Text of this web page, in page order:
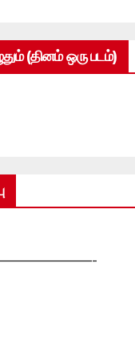
(தினம் ஒரு படம்)